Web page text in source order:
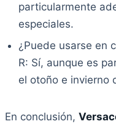
particularmente
especiales.
¿Puede usarse en
R: Sí, aunque es
el otoño e invierno
En conclusión,